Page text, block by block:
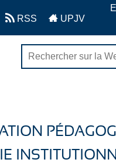
RSS UPJV